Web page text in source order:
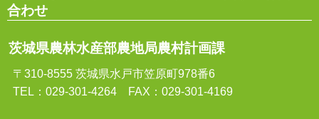
合わせ
茨城県農林水産部農地局農村計画課
〒310-8555 茨城県水戸市笠原町978番6
TEL：029-301-4264 FAX：029-301-4169